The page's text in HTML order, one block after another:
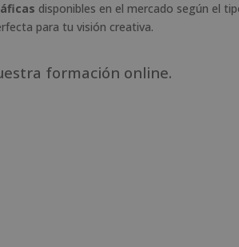
disponibles en el mercado según el
para tu visión creativa.
formación online.